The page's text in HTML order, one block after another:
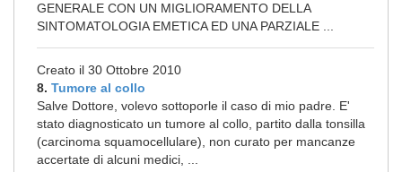
GENERALE CON UN MIGLIORAMENTO DELLA
SINTOMATOLOGIA EMETICA ED UNA PARZIALE ...
Creato il 30 Ottobre 2010
8. Tumore al collo
Salve Dottore, volevo sottoporle il caso di mio padre. E'
stato diagnosticato un tumore al collo, partito dalla tonsilla
(carcinoma squamocellulare), non curato per mancanze
accertate di alcuni medici, ...